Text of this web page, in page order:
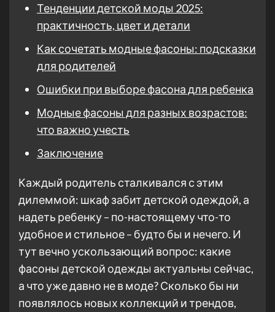
Тенденции детской моды 2025:
практичность, цвет и детали
Как сочетать модные фасоны: подсказки
для родителей
Ошибки при выборе фасона для ребенка
Модные фасоны для разных возрастов:
что важно учесть
Заключение
Каждый родитель сталкивался с этим
дилеммой: шкаф забит детской одеждой, а
надеть ребенку – по-настоящему что-то
удобное и стильное – будто бы и нечего. И
тут вечно ускользающий вопрос: какие
фасоны детской одежды актуальны сейчас,
а что уже давно не в моде? Сколько бы ни
появлялось новых коллекций и трендов,